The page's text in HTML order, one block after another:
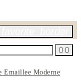
Emaillee Moderne
 